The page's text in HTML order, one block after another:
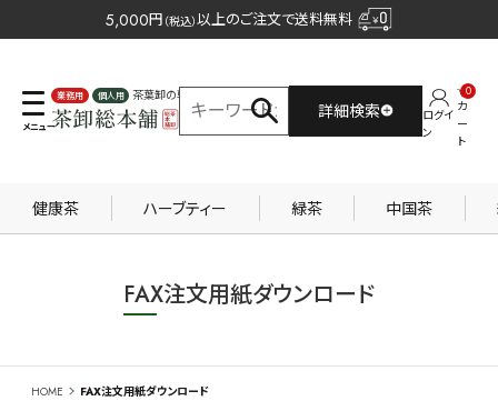
5,000円 （税込）以上のご注文で送料無料
業務用 個人用
茶葉卸の専門サイト
詳細検索
ログイ
ン
カ
ー
ト
0
健康茶 ハーブティー 緑茶 中国茶
FAX注文用紙ダウンロード
HOME FAX注文用紙ダウンロード